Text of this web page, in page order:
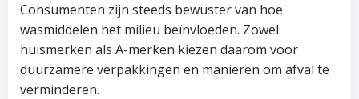
Consumenten zijn steeds bewuster van hoe
wasmiddelen het milieu beïnvloeden. Zowel
huismerken als A-merken kiezen daarom voor
duurzamere verpakkingen en manieren om afval te
verminderen.